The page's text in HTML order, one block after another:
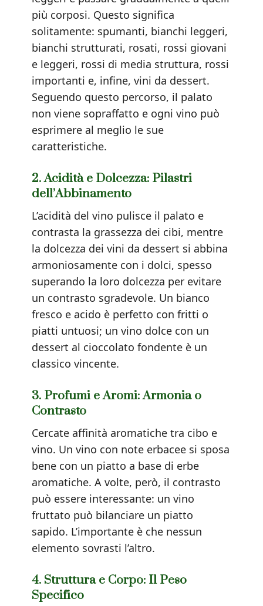
più corposi. Questo significa
solitamente: spumanti, bianchi leggeri,
bianchi strutturati, rosati, rossi giovani
e leggeri, rossi di media struttura, rossi
importanti e, infine, vini da dessert.
Seguendo questo percorso, il palato
non viene sopraffatto e ogni vino può
esprimere al meglio le sue
caratteristiche.
2. Acidità e Dolcezza: Pilastri
dell’Abbinamento
L’acidità del vino pulisce il palato e
contrasta la grassezza dei cibi, mentre
la dolcezza dei vini da dessert si abbina
armoniosamente con i dolci, spesso
superando la loro dolcezza per evitare
un contrasto sgradevole. Un bianco
fresco e acido è perfetto con fritti o
piatti untuosi; un vino dolce con un
dessert al cioccolato fondente è un
classico vincente.
3. Profumi e Aromi: Armonia o
Contrasto
Cercate affinità aromatiche tra cibo e
vino. Un vino con note erbacee si sposa
bene con un piatto a base di erbe
aromatiche. A volte, però, il contrasto
può essere interessante: un vino
fruttato può bilanciare un piatto
sapido. L’importante è che nessun
elemento sovrasti l’altro.
4. Struttura e Corpo: Il Peso
Specifico